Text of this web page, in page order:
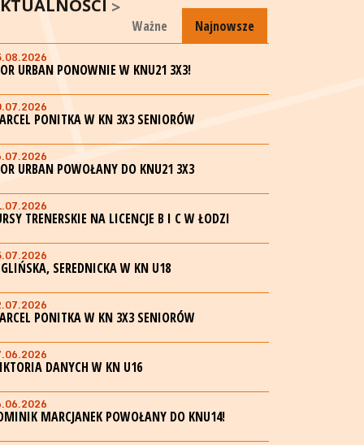
Najnowsze
Ważne
URBAN PONOWNIE W KNU21 3X3!
PONITKA W KN 3X3 SENIORÓW
URBAN POWOŁANY DO KNU21 3X3
TRENERSKIE NA LICENCJE B I C W ŁODZI
SEREDNICKA W KN U18
PONITKA W KN 3X3 SENIORÓW
DANYCH W KN U16
MARCJANEK POWOŁANY DO KNU14!